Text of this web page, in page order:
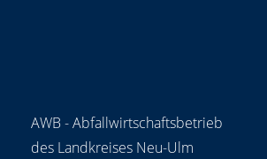
AWB - Abfallwirtschaftsbetrieb
des Landkreises Neu-Ulm